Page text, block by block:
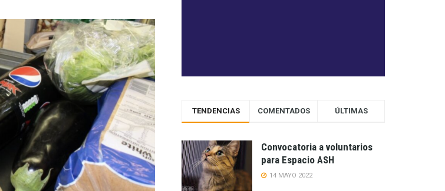
TENDENCIAS COMENTADOS ÚLTIMAS
Convocatoria a voluntarios
para Espacio ASH
14 MAYO 2022